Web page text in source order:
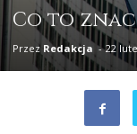
Co to
Przez Redakcja - 22